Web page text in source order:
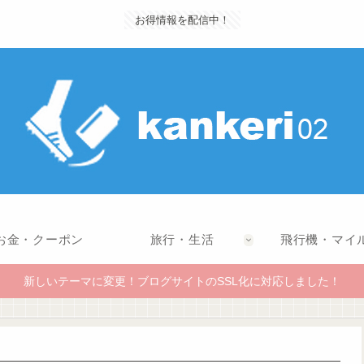
お得情報を配信中！
金・クーポン 旅行・生活 飛行機・マイ
新しいテーマに変更！ブログサイトのSSL化に対応しました！